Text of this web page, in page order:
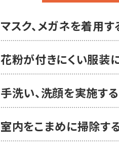
マスク、メガネを着用す
花粉が付きにくい服装
手洗い、洗顔を実施する
室内をこまめに掃除す